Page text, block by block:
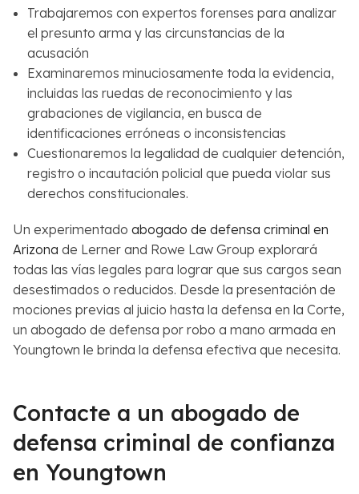
Trabajaremos con expertos forenses para analizar
el presunto arma y las circunstancias de la
acusación
Examinaremos minuciosamente toda la evidencia,
incluidas las ruedas de reconocimiento y las
grabaciones de vigilancia, en busca de
identificaciones erróneas o inconsistencias
Cuestionaremos la legalidad de cualquier detención,
registro o incautación policial que pueda violar sus
derechos constitucionales.
Un experimentado abogado de defensa criminal en
Arizona de Lerner and Rowe Law Group explorará
todas las vías legales para lograr que sus cargos sean
desestimados o reducidos. Desde la presentación de
mociones previas al juicio hasta la defensa en la Corte,
un abogado de defensa por robo a mano armada en
Youngtown le brinda la defensa efectiva que necesita.
Contacte a un abogado de
defensa criminal de confianza
en Youngtown